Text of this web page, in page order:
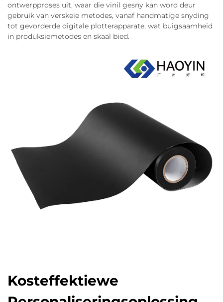
ontwerpproses uit, waar die vinil gesny kan word deur
gebruik van verskeie metodes, vanaf handmatige snyding
tot gevorderde digitale plotterapparate, wat buigsaamheid
in produksiemetodes en skaal bied.
Kosteffektiewe